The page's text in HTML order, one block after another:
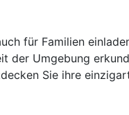
für Familien
der Umgebung
Sie ihre